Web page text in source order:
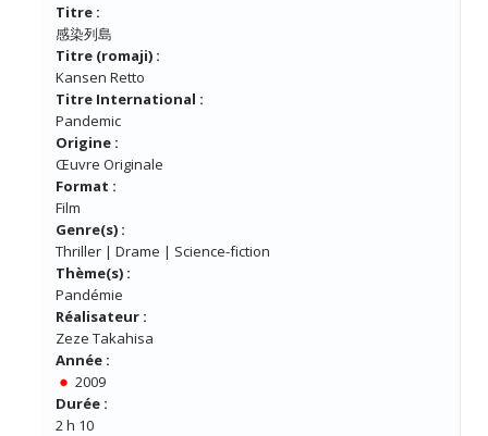
Titre :
感染列島
Titre (romaji) :
Kansen Retto
Titre International :
Pandemic
Origine :
Œuvre Originale
Format :
Film
Genre(s) :
Thriller | Drame | Science-fiction
Thème(s) :
Pandémie
Réalisateur :
Zeze Takahisa
Année :
2009
Durée :
2 h 10